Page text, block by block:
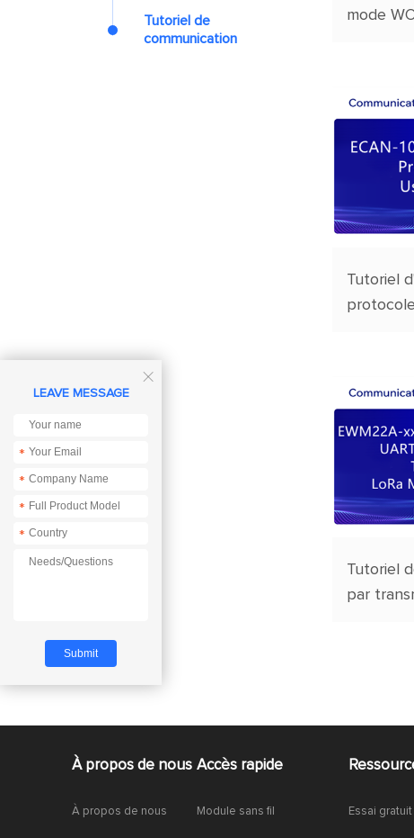
Tutoriel de
communication
mode
Tutoriel
Tutoriel
par
À propos de nous
À propos de nous
Accès rapide
Module sans fil Essai gratuit

LEAVE MESSAGE
*
*
*
*